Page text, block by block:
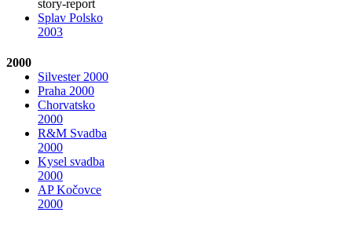
Splav Polsko
2003
2000
Silvester 2000
Praha 2000
Chorvatsko
2000
R&M Svadba
2000
Kysel svadba
2000
AP Kočovce
2000